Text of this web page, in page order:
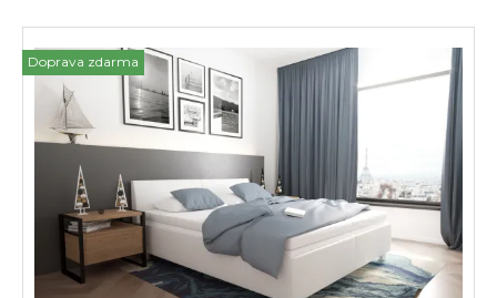
Doprava zdarma